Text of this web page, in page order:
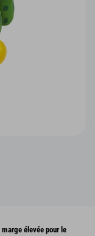
marge élevée pour le